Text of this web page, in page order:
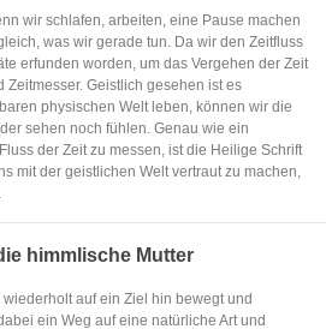
wir schlafen, arbeiten, eine Pause machen
was wir gerade tun. Da wir den Zeitfluss
erfunden worden, um das Vergehen der Zeit
Zeitmesser. Geistlich gesehen ist es
physischen Welt leben, können wir die
sehen noch fühlen. Genau wie ein
der Zeit zu messen, ist die Heilige Schrift
mit der geistlichen Welt vertraut zu machen,
himmlische Mutter
auf ein Ziel hin bewegt und
ein Weg auf eine natürliche Art und